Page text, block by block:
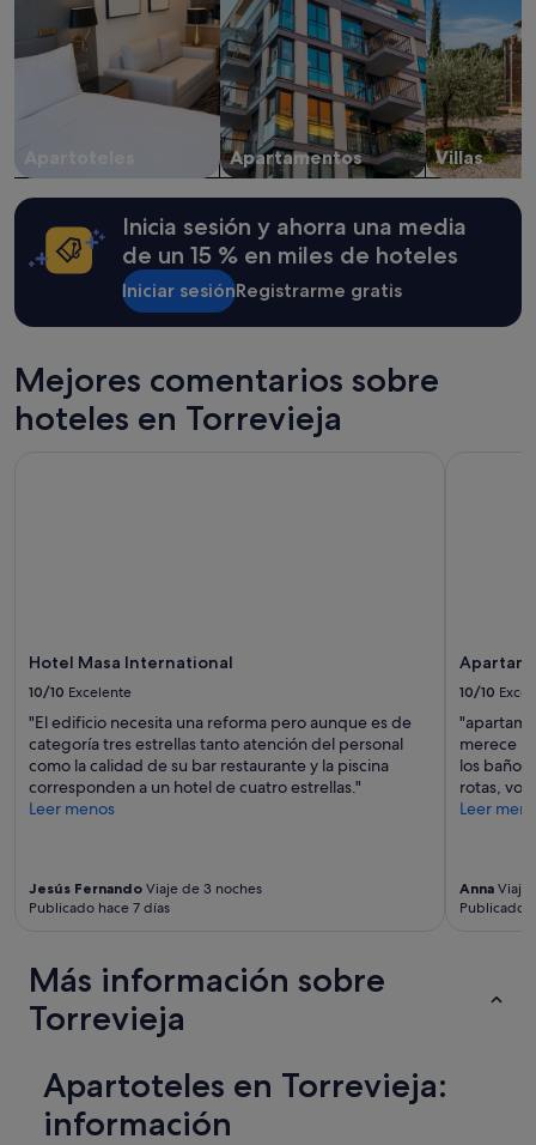
disponibilidad
Pueden
aplicarse
términos
condiciones
adicionales.
Apartoteles Apartamentos Villas
Inicia sesión y ahorra una media
de un 15 % en miles de hoteles
Iniciar sesiónRegistrarme gratis
Mejores comentarios sobre
hoteles en Torrevieja
Hotel Masa International
10/10 Excelente
"El edificio necesita una reforma pero aunque es de
categoría tres estrellas tanto atención del personal
como la calidad de su bar restaurante y la piscina
corresponden a un hotel de cuatro estrellas."
Leer menos
Jesús Fernando Viaje de 3 noches
Publicado hace 7 días
10/10
merece
los baños
rotas,
Leer
Anna Viaje
Publicado
Más información sobre
Torrevieja
Apartoteles en Torrevieja:
información